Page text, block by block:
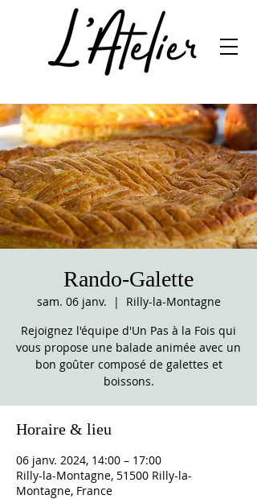
Rando-Galette
sam. 06 janv.
  |
Rilly-la-Montagne
Rejoignez l'équipe d'Un Pas à la Fois qui
vous propose une balade animée avec un
bon goûter composé de galettes et
boissons.
Horaire & lieu
06 janv. 2024, 14:00 – 17:00
Rilly-la-Montagne, 51500 Rilly-la-
Montagne, France